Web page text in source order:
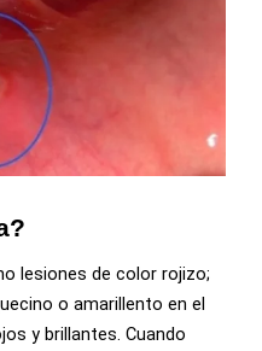
lesiones de color rojizo;
o amarillento en el
y brillantes. Cuando